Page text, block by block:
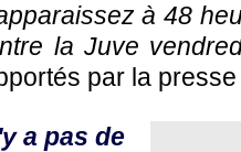
à 48
la Juve
par la
a pas de